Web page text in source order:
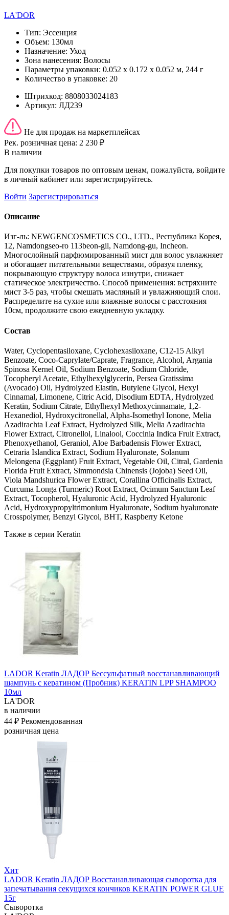
LA'DOR
Тип: Эссенция
Объем: 130мл
Назначение: Уход
Зона нанесения: Волосы
Параметры упаковки: 0.052 x 0.172 x 0.052 м, 244 г
Количество в упаковке: 20
Штрихкод: 8808033024183
Артикул: ЛД239
Не для продаж на маркетплейсах
Рек. розничная цена: 2 230 ₽
В наличии
Для покупки товаров по оптовым ценам, пожалуйста, войдите
в личный кабинет или зарегистрируйтесь.
Войти Зарегистрироваться
Описание
Изг-ль: NEWGENCOSMETICS CO., LTD., Республика Корея,
12, Namdongseo-ro 113beon-gil, Namdong-gu, Incheon.
Многослойный парфюмированный мист для волос увлажняет
и обогащает питательными веществами, образуя пленку,
покрывающую структуру волоса изнутри, снижает
статическое электричество. Способ применения: встряхните
мист 3-5 раз, чтобы смешать масляный и увлажняющий слои.
Распределите на сухие или влажные волосы с расстояния
10см, продолжите свою ежедневную укладку.
Состав
Water, Cyclopentasiloxane, Cyclohexasiloxane, C12-15 Alkyl
Benzoate, Coco-Caprylate/Caprate, Fragrance, Alcohol, Argania
Spinosa Kernel Oil, Sodium Benzoate, Sodium Chloride,
Tocopheryl Acetate, Ethylhexylglycerin, Persea Gratissima
(Avocado) Oil, Hydrolyzed Elastin, Butylene Glycol, Hexyl
Cinnamal, Limonene, Citric Acid, Disodium EDTA, Hydrolyzed
Keratin, Sodium Citrate, Ethylhexyl Methoxycinnamate, 1,2-
Hexanediol, Hydroxycitronellal, Alpha-Isomethyl Ionone, Melia
Azadirachta Leaf Extract, Hydrolyzed Silk, Melia Azadirachta
Flower Extract, Citronellol, Linalool, Coccinia Indica Fruit Extract,
Phenoxyethanol, Geraniol, Aloe Barbadensis Flower Extract,
Cetraria Islandica Extract, Sodium Hyaluronate, Solanum
Melongena (Eggplant) Fruit Extract, Vegetable Oil, Citral, Gardenia
Florida Fruit Extract, Simmondsia Chinensis (Jojoba) Seed Oil,
Viola Mandshurica Flower Extract, Corallina Officinalis Extract,
Curcuma Longa (Turmeric) Root Extract, Ocimum Sanctum Leaf
Extract, Tocopherol, Hyaluronic Acid, Hydrolyzed Hyaluronic
Acid, Hydroxypropyltrimonium Hyaluronate, Sodium hyaluronate
Crosspolymer, Benzyl Glycol, BHT, Raspberry Ketone
Также в серии Keratin
LADOR Keratin ЛАДОР Бессульфатный восстанавливающий
шампунь с кератином (Пробник) KERATIN LPP SHAMPOO
10мл
LA'DOR
в наличии
44 ₽ Рекомендованная
розничная цена
Хит
LADOR Keratin ЛАДОР Восстанавливающая сыворотка для
запечатывания секущихся кончиков KERATIN POWER GLUE
15г
Сыворотка